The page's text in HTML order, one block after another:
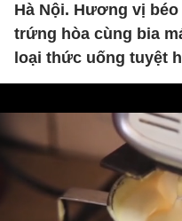
Hà Nội. Hương vị
trứng hòa cùng bia
loại thức uống tuyệt